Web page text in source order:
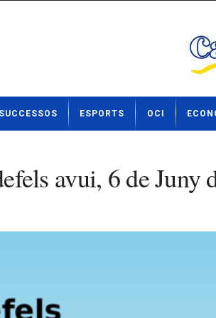
SUCCESSOS ESPORTS OCI
avui, 6 de Juny